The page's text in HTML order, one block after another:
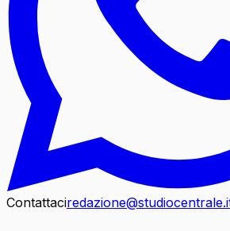
Contattaci